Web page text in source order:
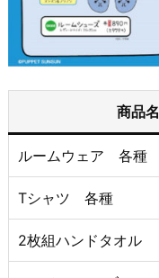
商品名
ルームウェア 各種
Tシャツ 各種
2枚組ハンドタオル